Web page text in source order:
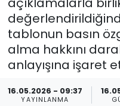
tablonun basın
alma hakkını
anlayışına işaret
16.05.2026 - 09:37
YAYINLANMA
KKTC YEREL
Kültür Sanat